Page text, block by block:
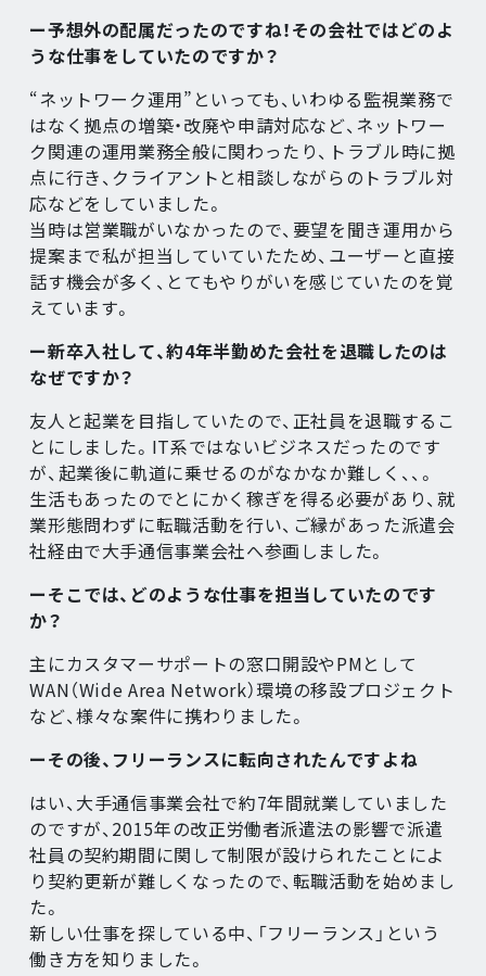
ー予想外の配属だったのですね！その会社ではどのよ
うな仕事をしていたのですか？
“ネットワーク運用”といっても、いわゆる監視業務で
はなく拠点の増築・改廃や申請対応など、ネットワー
ク関連の運用業務全般に関わったり、トラブル時に拠
点に行き、クライアントと相談しながらのトラブル対
応などをしていました。
当時は営業職がいなかったので、要望を聞き運用から
提案まで私が担当していていたため、ユーザーと直接
話す機会が多く、とてもやりがいを感じていたのを覚
えています。
ー新卒入社して、約4年半勤めた会社を退職したのは
なぜですか？
友人と起業を目指していたので、正社員を退職するこ
とにしました。IT系ではないビジネスだったのです
が、起業後に軌道に乗せるのがなかなか難しく、、。
生活もあったのでとにかく稼ぎを得る必要があり、就
業形態問わずに転職活動を行い、ご縁があった派遣会
社経由で大手通信事業会社へ参画しました。
ーそこでは、どのような仕事を担当していたのです
か？
主にカスタマーサポートの窓口開設やPMとして
WAN（Wide Area Network）環境の移設プロジェクト
など、様々な案件に携わりました。
ーその後、フリーランスに転向されたんですよね
はい、大手通信事業会社で約7年間就業していました
のですが、2015年の改正労働者派遣法の影響で派遣
社員の契約期間に関して制限が設けられたことによ
り契約更新が難しくなったので、転職活動を始めまし
た。
新しい仕事を探している中、「フリーランス」という
働き方を知りました。